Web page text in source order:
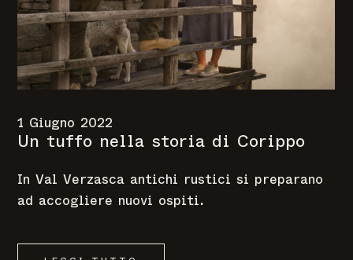
1 Giugno 2022
Un tuffo nella storia di Corippo
In Val Verzasca antichi rustici si preparano
ad accogliere nuovi ospiti.